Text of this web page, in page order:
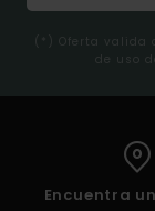
(*) Oferta valida
de uso
Encuentra